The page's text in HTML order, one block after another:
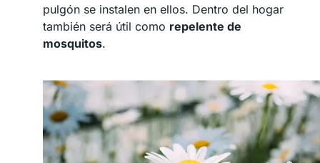
pulgón se instalen en ellos. Dentro del hogar
también será útil como repelente de
mosquitos.